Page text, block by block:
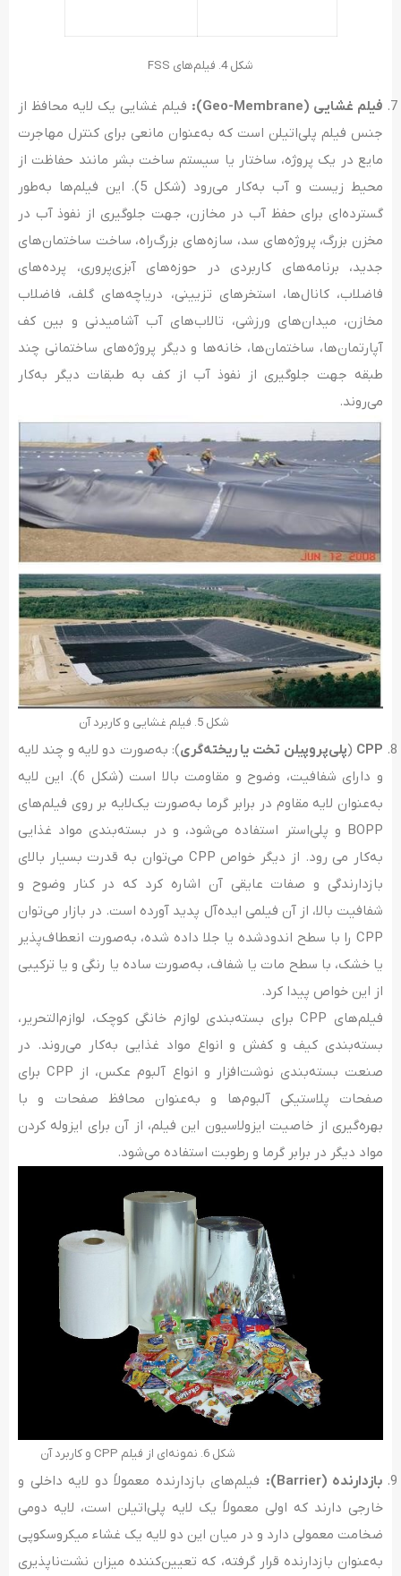
شکل 4. فیلم‌های FSS
فیلم غشایی (Geo-Membrane
): فیلم غشایی یک لایه محافظ از
جنس فیلم پلی‌اتیلن است که به‌عنوان مانعی برای کنترل مهاجرت
مایع در یک پروژه، ساختار یا سیستم ساخت بشر مانند حفاظت از
محیط زیست و آب به‌کار می‌رود (شکل 5). این فیلم‌ها به‌طور
گسترده‌ای برای حفظ آب در مخازن، جهت جلوگیری از نفوذ آب در
مخزن بزرگ، پروژه‌های سد، سازه‌های بزرگ‌راه، ساخت ساختمان‌های
جدید، برنامه‌های کاربردی در حوزه‌های آبزی‌پروری، پرده‌های
فاضلاب، کانال‌ها، استخرهای تزیینی، دریاچه‌های گلف، فاضلاب
مخازن، میدان‌های ورزشی، تالاب‌های آب آشامیدنی و بین کف
آپارتمان‌ها، ساختمان‌ها، خانه‌ها و دیگر پروژه‌های ساختمانی چند
طبقه جهت جلوگیری از نفوذ آب از کف به طبقات دیگر به‌کار
می‌روند.
شکل 5. فیلم غشایی و کاربرد آن
CPP
(پلی‌پروپیلن تخت یا ریخته‌گری): به‌صورت دو لایه و چند لایه
و دارای شفافیت، وضوح و مقاومت بالا است (شکل 6). این لایه
به‌عنوان لایه مقاوم در برابر گرما به‌صورت یک‌لایه بر روی فیلم‌های
BOPP و پلی‌استر استفاده می‌شود، و در بسته‌بندی مواد غذایی
به‌کار می رود. از دیگر خواص CPP می‌توان به قدرت بسیار بالای
بازدارندگی و صفات عایقی آن اشاره کرد که در کنار وضوح و
شفافیت بالا، از آن فیلمی ایده‌آل پدید آورده است. در بازار می‌توان
CPP را با سطح اندودشده یا جلا داده شده، به‌صورت انعطاف‌پذیر
یا خشک، با سطح مات یا شفاف، به‌صورت ساده یا رنگی و یا ترکیبی
از این خواص پیدا کرد.
فیلم‌های CPP برای بسته‌بندی لوازم خانگی کوچک، لوازم‌التحریر،
بسته‌بندی کیف و کفش و انواع مواد غذایی به‌کار می‌روند. در
صنعت بسته‌بندی نوشت‌افزار و انواع آلبوم عکس، از CPP برای
صفحات پلاستیکی آلبوم‌ها و به‌عنوان محافظ صفحات و با
بهره‌گیری از خاصیت ایزولاسیون این فیلم، از آن برای ایزوله کردن
مواد دیگر در برابر گرما و رطوبت استفاده می‌شود.
شکل 6. نمونه‌ای از فیلم CPP و کاربرد آن
بازدارنده (Barrier)
: فیلم‌های بازدارنده معمولاً دو لایه داخلی و
خارجی دارند که اولی معمولاً یک لایه پلی‌اتیلن است، لایه دومی
ضخامت معمولی دارد و در میان این دو لایه یک غشاء میکروسکوپی
به‌عنوان بازدارنده قرار گرفته، که تعیین‌کننده میزان نشت‌ناپذیری